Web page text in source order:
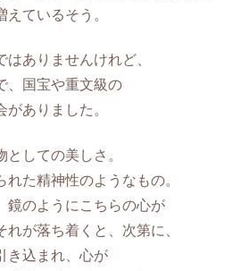
ているそう。
はありませんけれど、
、国宝や重文級の
ありました。
しての美しさ。
た精神性のようなもの。
鏡のようにこちらの心が
が落ち着くと、次第に、
き込まれ、心が